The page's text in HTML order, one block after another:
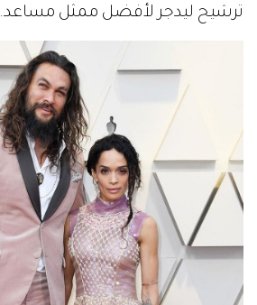
ترشيح ليدجر لأفضل ممثل مساعد.